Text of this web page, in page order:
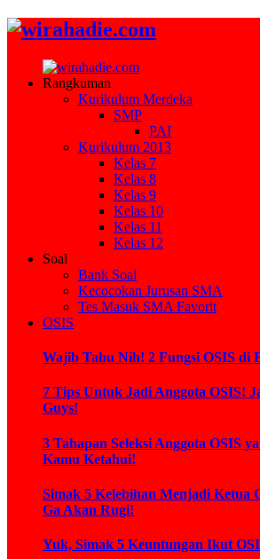
Rangkuman
Kurikulum Merdeka
SMP
PAI
Kurikulum 2013
Kelas 7
Kelas 8
Kelas 9
Kelas 10
Kelas 11
Kelas 12
Soal
Bank Soal
Kecocokan Jurusan SMA
Tes Masuk SMA Favorit
OSIS
Wajib Tahu Nih! 2 Fungsi OSIS di
7 Tips Untuk Jadi Anggota OSIS!
Guys!
3 Tahapan Seleksi Anggota OSIS
Kamu Ketahui!
Simak 5 Kelebihan Menjadi Ketua
Ga Akan Rugi!
Yuk, Simak 5 Keuntungan Ikut